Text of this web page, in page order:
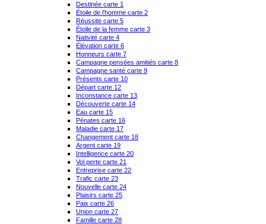
Destinée carte 1
Étoile de l'homme carte 2
Réussite carte 5
Étoile de la femme carte 3
Nativité carte 4
Élévation carte 6
Honneurs carte 7
Campagne pensées amitiés carte 8
Campagne santé carte 9
Présents carte 10
Départ carte 12
Inconstance carte 13
Découverte carte 14
Eau carte 15
Pénates carte 16
Maladie carte 17
Changement carte 18
Argent carte 19
Intelligence carte 20
Vol perte carte 21
Entreprise carte 22
Trafic carte 23
Nouvelle carte 24
Plaisirs carte 25
Paix carte 26
Union carte 27
Famille carte 28